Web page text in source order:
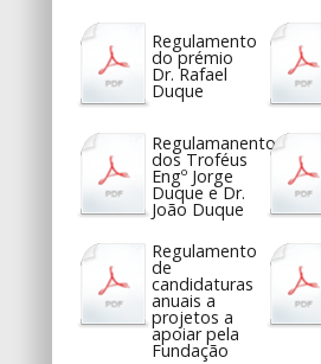
Regulamento
do prémio
Dr. Rafael
Duque
Regulamanento
dos Troféus
Engº Jorge
Duque e Dr.
João Duque
Regulamento
de
candidaturas
anuais a
projetos a
apoiar pela
Fundação